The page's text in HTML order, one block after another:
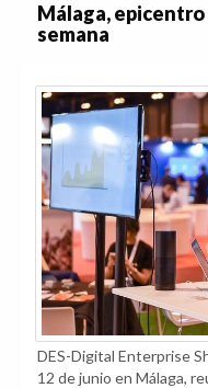
Málaga,
semana
DES-Digital Enterprise
12 de junio en Málaga,